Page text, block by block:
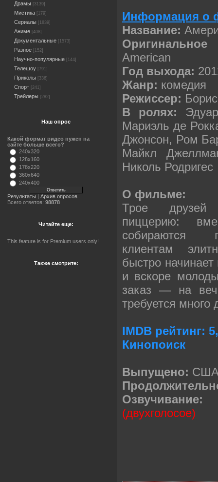
Драмы [3139]
Мистика [179]
Сериалы [1839]
Аниме [408]
Документальные [1573]
Разное [152]
Научно-популярные [144]
Телешоу [791]
Приколы [336]
Спорт [241]
Трейлеры [282]
Наш опрос
Какой формат видео нужен на
сайте больше всего?
240x320
128x160
178x220
360x640
240x400
Результаты | Архив опросов
Всего ответов: 98878
Читайте еще:
This feature is for Premium users only!
Также смотрите:
Информация о
Название:
Оригинальное
American
Год выхода:
Жанр: комедия
Режиссер:
В ролях:
Мариэль де
Джонсон, Ром
Майкл
Николь Родригес
О фильме:
Трое друзей
пиццерию:
собираются
клиентам
быстро
и вскоре
заказ — на
требуется
IMDB рейтинг:
Кинопоиск
Выпущено:
(двухголосое)